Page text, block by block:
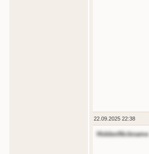
22.09.2025 22:38
HiddenNickname